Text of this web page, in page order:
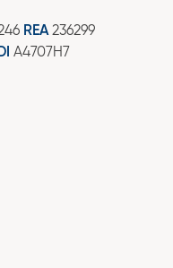
REA236299
A4707H7